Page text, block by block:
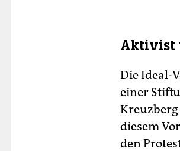
Aktivist
Die Ideal-
einer
diesem
den